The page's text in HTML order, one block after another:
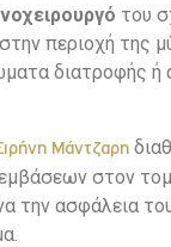
του
περιοχή της
διατροφής ή
Μάντζαρη
στον
την ασφάλεια